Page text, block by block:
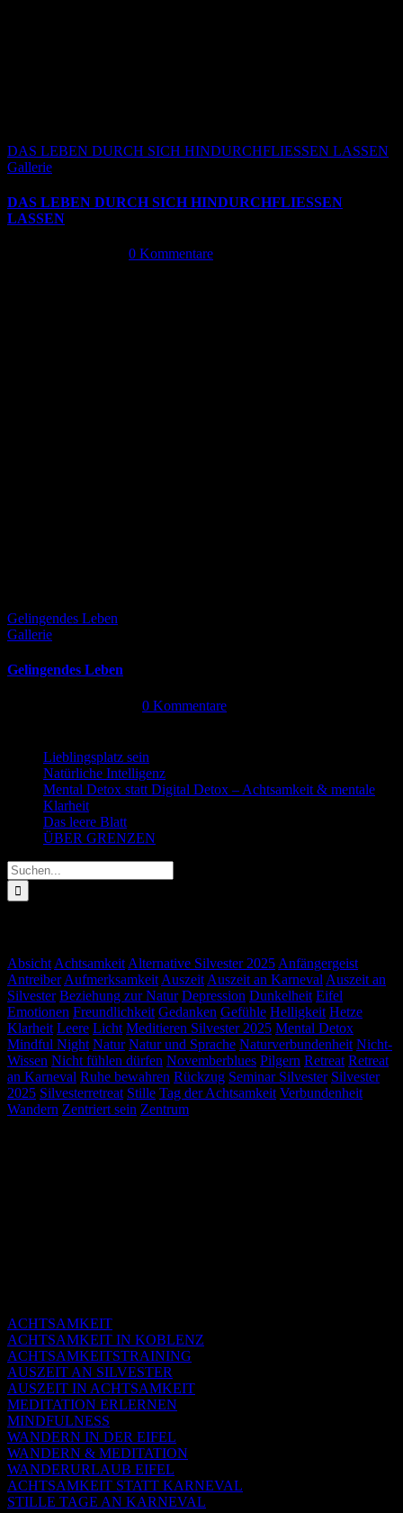
DAS LEBEN DURCH SICH HINDURCHFLIESSEN LASSEN
Gallerie
DAS LEBEN DURCH SICH HINDURCHFLIESSEN
LASSEN
0 Kommentare
Gelingendes Leben
Gallerie
Gelingendes Leben
0 Kommentare
Lieblingsplatz sein
Natürliche Intelligenz
Mental Detox statt Digital Detox – Achtsamkeit & mentale
Klarheit
Das leere Blatt
ÜBER GRENZEN
Suche
nach:
Absicht Achtsamkeit Alternative Silvester 2025 Anfängergeist
Antreiber Aufmerksamkeit Auszeit Auszeit an Karneval Auszeit an
Silvester Beziehung zur Natur Depression Dunkelheit Eifel
Emotionen Freundlichkeit Gedanken Gefühle Helligkeit Hetze
Klarheit Leere Licht Meditieren Silvester 2025 Mental Detox
Mindful Night Natur Natur und Sprache Naturverbundenheit Nicht-
Wissen Nicht fühlen dürfen Novemberblues Pilgern Retreat Retreat
an Karneval Ruhe bewahren Rückzug Seminar Silvester Silvester
2025 Silvesterretreat Stille Tag der Achtsamkeit Verbundenheit
Wandern Zentriert sein Zentrum
ACHTSAMKEIT
ACHTSAMKEIT IN KOBLENZ
ACHTSAMKEITSTRAINING
AUSZEIT AN SILVESTER
AUSZEIT IN ACHTSAMKEIT
MEDITATION ERLERNEN
MINDFULNESS
WANDERN IN DER EIFEL
WANDERN & MEDITATION
WANDERURLAUB EIFEL
ACHTSAMKEIT STATT KARNEVAL
STILLE TAGE AN KARNEVAL